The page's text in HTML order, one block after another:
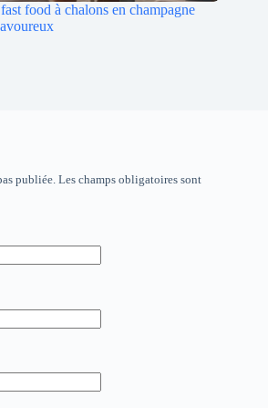
food à chalons en champagne
publiée. Les champs obligatoires sont